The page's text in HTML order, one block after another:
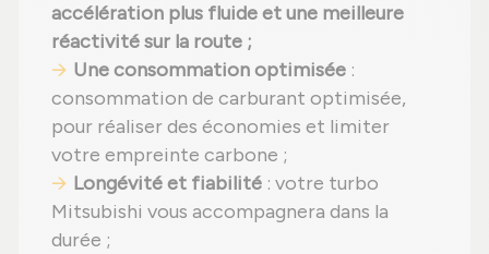
accélération plus fluide et une meilleure
réactivité sur la route ;
Une consommation optimisée :
consommation de carburant optimisée,
pour réaliser des économies et limiter
votre empreinte carbone ;
Longévité et fiabilité : votre turbo
Mitsubishi vous accompagnera dans la
durée ;